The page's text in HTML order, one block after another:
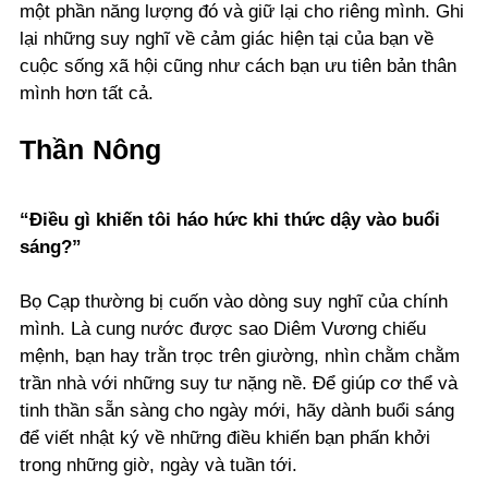
một phần năng lượng đó và giữ lại cho riêng mình. Ghi
lại những suy nghĩ về cảm giác hiện tại của bạn về
cuộc sống xã hội cũng như cách bạn ưu tiên bản thân
mình hơn tất cả.
Thần Nông
“Điều gì khiến tôi háo hức khi thức dậy vào buổi
sáng?”
Bọ Cạp thường bị cuốn vào dòng suy nghĩ của chính
mình. Là cung nước được sao Diêm Vương chiếu
mệnh, bạn hay trằn trọc trên giường, nhìn chằm chằm
trần nhà với những suy tư nặng nề. Để giúp cơ thể và
tinh thần sẵn sàng cho ngày mới, hãy dành buổi sáng
để viết nhật ký về những điều khiến bạn phấn khởi
trong những giờ, ngày và tuần tới.